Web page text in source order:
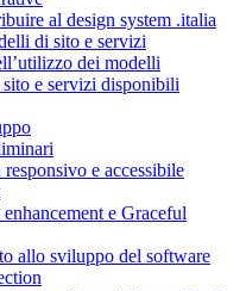
al design system .italia
di sito e servizi
dei modelli
e servizi disponibili
e accessibile
e Graceful
allo sviluppo del software